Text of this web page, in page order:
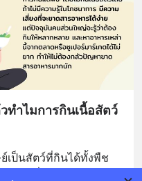
ำไมการกินเนื้อสัตว์
เป็นสัตว์ที่กินได้ทั้งพืช